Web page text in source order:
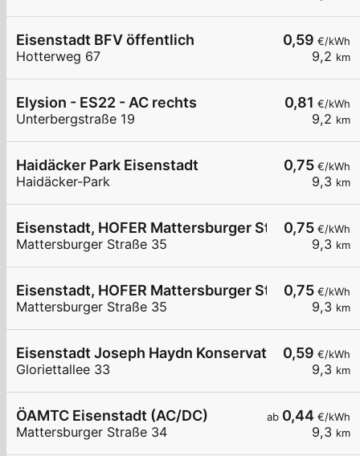
0,59 €/kWh
9,2 km
Eisenstadt BFV öffentlich
Hotterweg 67
0,81 €/kWh
9,2 km
Elysion - ES22 - AC rechts
Unterbergstraße 19
0,75 €/kWh
9,3 km
Haidäcker Park Eisenstadt
Haidäcker-Park
0,75 €/kWh
9,3 km
Eisenstadt, HOFER Mattersburger Str.
Mattersburger Straße 35
0,75 €/kWh
9,3 km
Eisenstadt, HOFER Mattersburger Str.
Mattersburger Straße 35
0,59 €/kWh
9,3 km
Eisenstadt Joseph Haydn Konservatorium
Gloriettallee 33
ab 0,44 €/kWh
9,3 km
ÖAMTC Eisenstadt (AC/DC)
Mattersburger Straße 34